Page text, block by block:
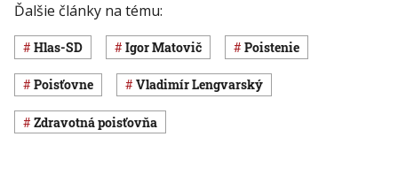
Ďalšie články na tému:
Hlas-SD Igor Matovič poistenie
poisťovne Vladimír Lengvarský
zdravotná poisťovňa